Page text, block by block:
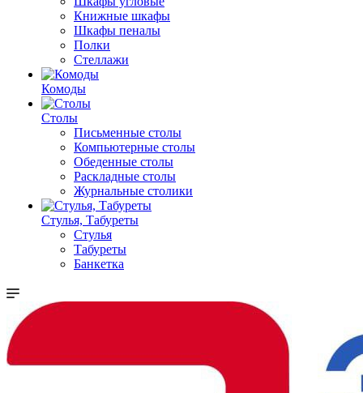
Книжные шкафы
Шкафы пеналы
Полки
Стеллажи
Комоды
Столы
Письменные столы
Компьютерные столы
Обеденные столы
Раскладные столы
Журнальные столики
Стулья, Табуреты
Стулья
Табуреты
Банкетка